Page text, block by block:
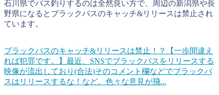
石川県でバス釣りするのは全然良い方で、周辺の新潟県や長
野県になるとブラックバスのキャッチ&リリースは禁止され
ています。
ブラックバスのキャッチ&リリースは禁止！？【一歩間違え
れば犯罪です。】 最近、SNSでブラックバスをリリースする
映像が流出しており(合法)そのコメント欄などでブラックバ
スはリリースするな！など。色々な意見が飛...